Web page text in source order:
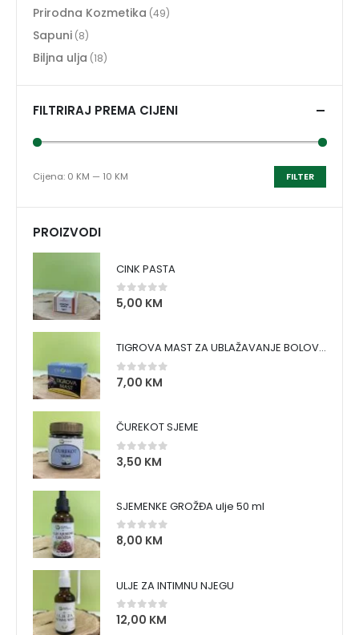
Prirodna Kozmetika (49)
Sapuni (8)
Biljna ulja (18)
FILTRIRAJ PREMA CIJENI
FILTER
Cijena: 0 KM — 10 KM
PROIZVODI
CINK PASTA
0 out of 5
5,00 KM
TIGROVA MAST ZA UBLAŽAVANJE BOLOVA I ZAGRIJAVANJE MIŠIĆA
0 out of 5
7,00 KM
ČUREKOT SJEME
0 out of 5
3,50 KM
SJEMENKE GROŽĐA ulje 50 ml
0 out of 5
8,00 KM
ULJE ZA INTIMNU NJEGU
0out of 5
12,00 KM